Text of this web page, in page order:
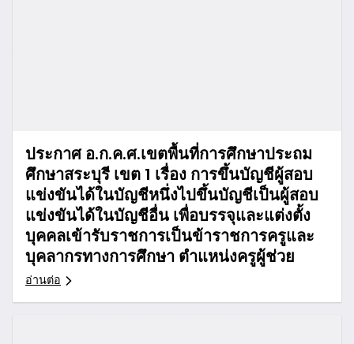
ประกาศ อ.ก.ค.ศ.เขตพื้นที่การศึกษาประถม
ศึกษาสระบุรี เขต 1 เรื่อง การขึ้นบัญชีผู้สอบ
แข่งขันได้ในบัญชีหนึ่งไปขึ้นบัญชีเป็นผู้สอบ
แข่งขันได้ในบัญชีอื่น เพื่อบรรจุและแต่งตั้ง
บุคคลเข้ารับราชการเป็นข้าราชการครูและ
บุคลากรทางการศึกษา ตำแหน่งครูผู้ช่วย
อ่านต่อ